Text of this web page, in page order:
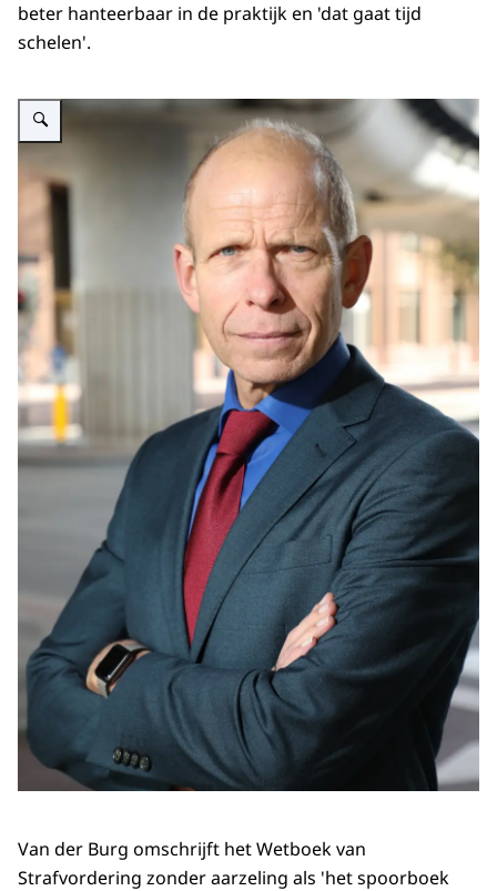
beter hanteerbaar in de praktijk en 'dat gaat tijd
schelen'.
Vergroot afbeelding Gerrit van der Burg
Van der Burg omschrijft het Wetboek van
Strafvordering zonder aarzeling als 'het spoorboek